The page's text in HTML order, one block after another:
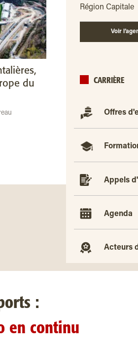
du
Région Capitale
Voir
CARRIÈRE
Offres
Appels
Agenda
Acteurs
:
en continu